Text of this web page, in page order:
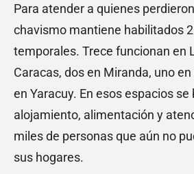
Para atender a quienes
chavismo mantiene habilitados
temporales. Trece funcionan en
Caracas, dos en Miranda, uno
en Yaracuy. En esos espacios se
alojamiento, alimentación y
miles de personas que aún no
sus hogares.